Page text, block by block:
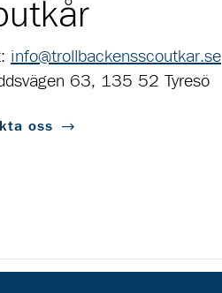
info@trollbackensscoutkar.se
63, 135 52 Tyresö
oss